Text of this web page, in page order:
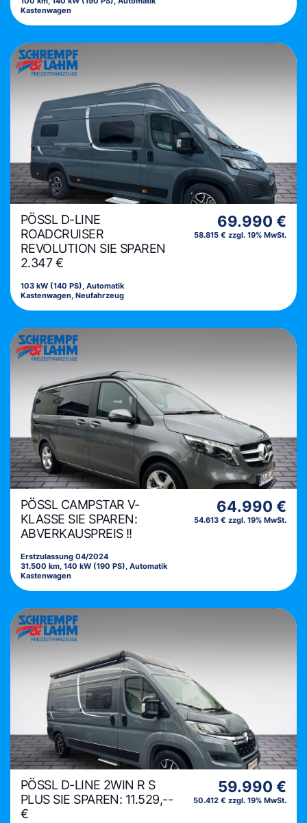
Kastenwagen
PÖSSL D-LINE
ROADCRUISER
REVOLUTION SIE SPAREN
2.347 €
103 kW (140 PS), Automatik
Kastenwagen, Neufahrzeug
69.990 €
58.815 € zzgl. 19% MwSt.
PÖSSL CAMPSTAR V-
KLASSE SIE SPAREN:
ABVERKAUSPREIS !!
Erstzulassung 04/2024
31.500 km, 140 kW (190 PS), Automatik
Kastenwagen
64.990 €
54.613 € zzgl. 19% MwSt.
PÖSSL D-LINE 2WIN R S
PLUS SIE SPAREN: 11.529,--
€
59.990 €
50.412 € zzgl. 19% MwSt.